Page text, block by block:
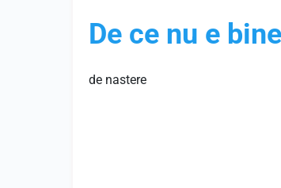
De ce nu e
de nastere